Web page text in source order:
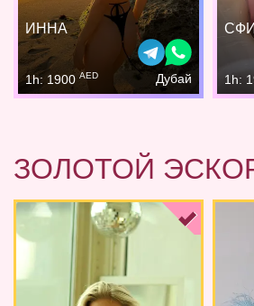
ИННА
1h: 1900 AED Дубай 1h:
ЗОЛОТОЙ